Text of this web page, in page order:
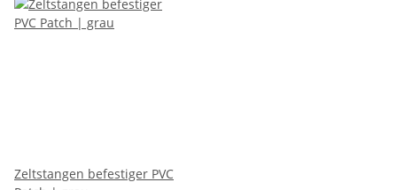
Zeltstangen befestiger PVC